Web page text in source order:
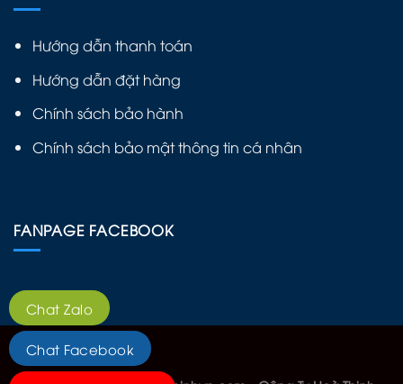
Hướng dẫn thanh toán
Hướng dẫn đặt hàng
Chính sách bảo hành
Chính sách bảo mật thông tin cá nhân
FANPAGE FACEBOOK
Chat Zalo
Chat Facebook